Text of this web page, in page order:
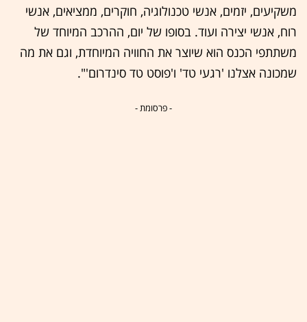
משקיעים, יזמים, אנשי טכנולוגיה, חוקרים, ממציאים, אנשי
רוח, אנשי יצירה ועוד. בסופו של יום, ההרכב המיוחד של
משתתפי הכנס הוא שיוצר את החוויה המיוחדת, וגם את מה
שמכונה אצלנו 'רגעי טד' ו'פוסט טד סינדרום'".
- פרסומת -